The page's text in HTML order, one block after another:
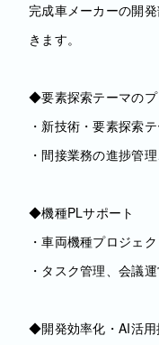
完成車メーカーの開
きます。
◆要素探索テーマのプ
・新技術・要素探索
・間接業務の進捗管
◆機種PLサポート
・車両機種プロジェ
・タスク管理、会議
◆開発効率化・AI活用